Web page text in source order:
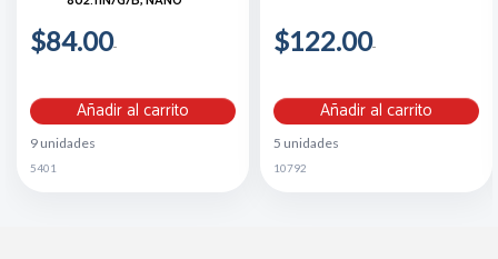
$84.00
Añadir al carrito
9 unidades
5401
$122.00
Añadir al carrito
5 unidades
10792